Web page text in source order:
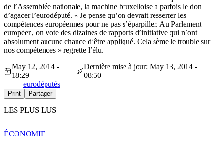
de l’Assemblée nationale, la machine bruxelloise a parfois le don
d’agacer l’eurodéputé. « Je pense qu’on devrait resserrer les
compétences européennes pour ne pas s’éparpiller. Au Parlement
européen, on vote des dizaines de rapports d’initiative qui n’ont
absolument aucune chance d’être appliqué. Cela sème le trouble sur
nos compétences » regrette l’élu.
May 12, 2014 -
18:29
Dernière mise à jour: May 13, 2014 -
08:50
eurodéputés
Print Partager
LES PLUS LUS
ÉCONOMIE